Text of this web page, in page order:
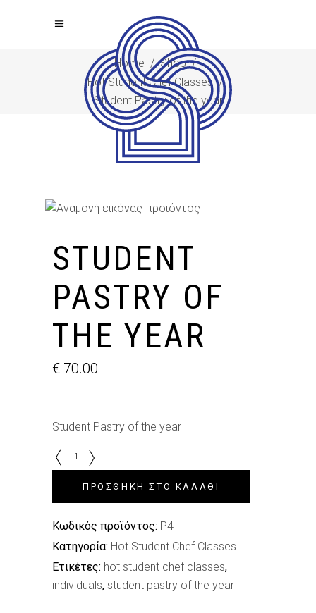
Home /Shop/
Hot Student Chef Classes/
Student Pastry of the year
STUDENT
PASTRY OF
THE YEAR
€ 70.00
Student Pastry of the year
Student
Pastry
the
year
quantity
ΠΡΟΣΘΉΚΗ ΣΤΟ ΚΑΛΆΘΙ
Κωδικός προϊόντος: P4
Κατηγορία: Hot Student Chef Classes
Ετικέτες: hot student chef classes,
individuals, student pastry of the year